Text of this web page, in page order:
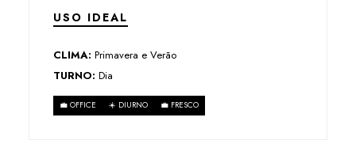
USO IDEAL
CLIMA: Primavera e Verão
TURNO: Dia
💼 OFFICE ☀️ DIURNO 💼 FRESCO